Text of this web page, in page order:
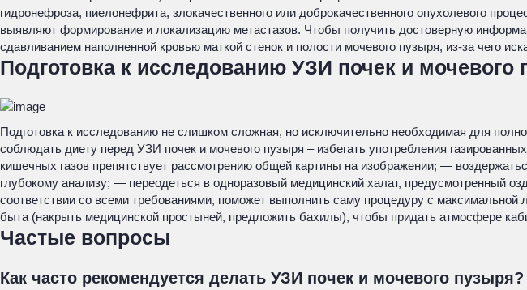
гидронефроза, пиелонефрита, злокачественного или доброкачественного опухолевого
выявляют формирование и локализацию метастазов. Чтобы получить достоверную
сдавливанием наполненной кровью маткой стенок и полости мочевого пузыря, из-за чего
Подготовка к исследованию УЗИ почек и мочевого
Подготовка к исследованию не слишком сложная, но исключительно необходимая для
соблюдать диету перед УЗИ почек и мочевого пузыря – избегать употребления
кишечных газов препятствует рассмотрению общей картины на изображении; —
глубокому анализу; — переодеться в одноразовый медицинский халат, предусмотренный
соответствии со всеми требованиями, поможет выполнить саму процедуру с
быта (накрыть медицинской простыней, предложить бахилы), чтобы придать атмосфере
Частые вопросы
Как часто рекомендуется делать УЗИ почек и мочевого пузыря?